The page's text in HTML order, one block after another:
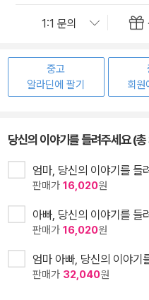
중고
알라딘에 팔기
회원
당신의 이야기를 들려주세요 (
엄마, 당신의 이야기를 들
판매가 16,020원
아빠, 당신의 이야기를 들
판매가 16,020원
엄마 아빠, 당신의 이야기
판매가 32,040원